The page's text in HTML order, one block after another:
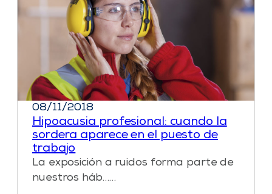
08/11/2018
Hipoacusia profesional: cuando la
sordera aparece en el puesto de
trabajo
La exposición a ruidos forma parte de
nuestros háb……